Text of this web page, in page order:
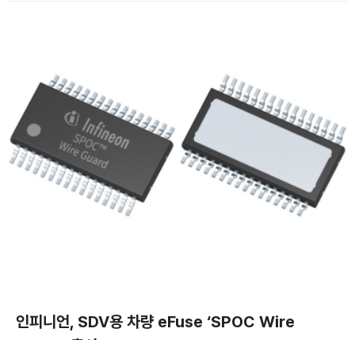
인피니언, SDV용 차량 eFuse ‘SPOC Wire